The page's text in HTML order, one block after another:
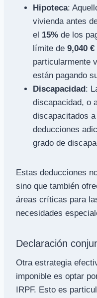
Hipoteca:
vivienda antes
el 15% de los
límite de 9,040 €
particularmente
están pagando
Discapacidad:
discapacidad, o
discapacitados
deducciones
grado de
Estas deducciones
sino que también
áreas críticas para
necesidades
Declaración
Otra estrategia
imponible es optar
IRPF. Esto es